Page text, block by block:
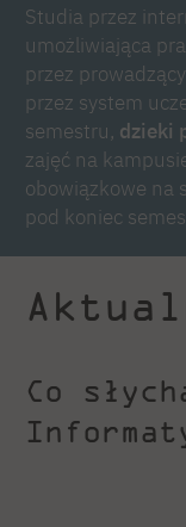
Studia przez
umożliwiająca
przez
przez system
semestru, dzieki
zajęć na
obowiązkowe na
pod koniec
Co